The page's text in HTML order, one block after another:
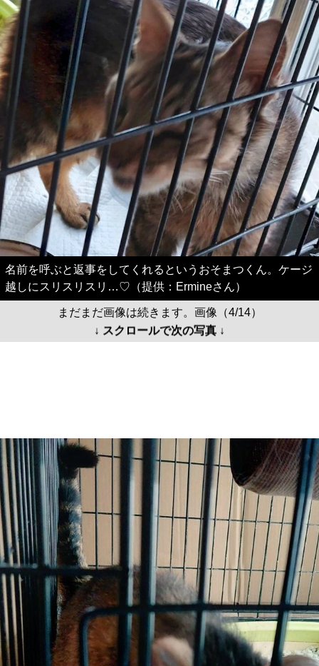
名前を呼ぶと返事をしてくれるというおそまつくん。ケージ
越しにスリスリスリ…♡（提供：Ermineさん）
まだまだ画像は続きます。画像（4/14）
↓ スクロールで次の写真 ↓